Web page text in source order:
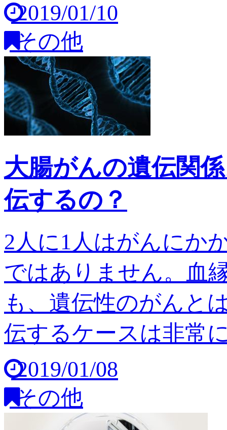
2019/01/10
その他
大腸がんの遺伝関
伝するの？
2人に1人はがんにか
ではありません。血
も、遺伝性のがんと
伝するケースは非常
2019/01/08
その他